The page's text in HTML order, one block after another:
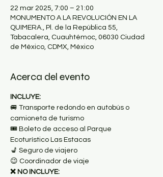
22 mar 2025, 7:00 – 21:00
MONUMENTO A LA REVOLUCIÓN EN LA
QUIMERA., Pl. de la República 55,
Tabacalera, Cuauhtémoc, 06030 Ciudad
de México, CDMX, México
Acerca del evento
INCLUYE:
🚐 Transporte redondo en autobús o
camioneta de turismo
🎟 Boleto de acceso al Parque
Ecoturístico Las Estacas
💺 Seguro de viajero
😉 Coordinador de viaje
❌ NO INCLUYE: